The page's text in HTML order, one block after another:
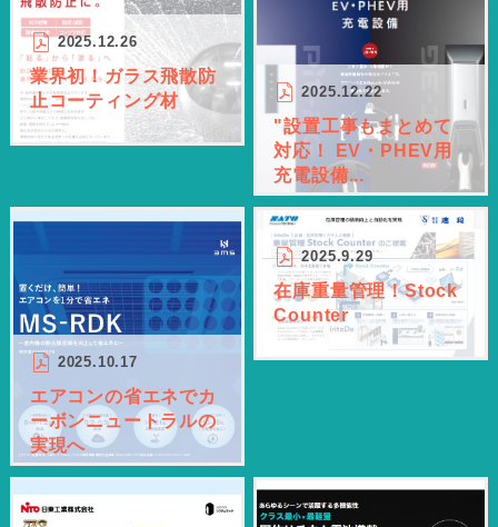
2025.12.26
業界初！ガラス飛散防
止コーティング材
2025.12.22
"設置工事もまとめて
対応！ EV・PHEV用
充電設備...
2025.10.17
エアコンの省エネでカ
ーボンニュートラルの
実現へ
2025.9.29
在庫重量管理！Stock
Counter